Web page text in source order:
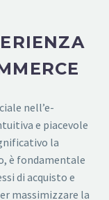
nell’e-
e piacevole
la
è fondamentale
di acquisto e
massimizzare la